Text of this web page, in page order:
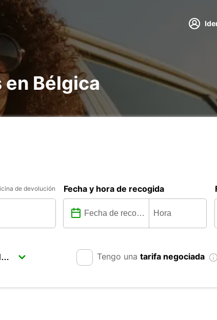
Bélgica
de devolución Fecha y hora de recogida
Tengo una tarifa negociada